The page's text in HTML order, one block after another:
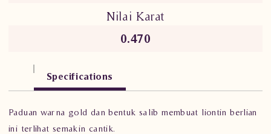
Nilai Karat
0.470
Specifications
Paduan warna gold dan bentuk salib membuat liontin berlian
ini terlihat semakin cantik.